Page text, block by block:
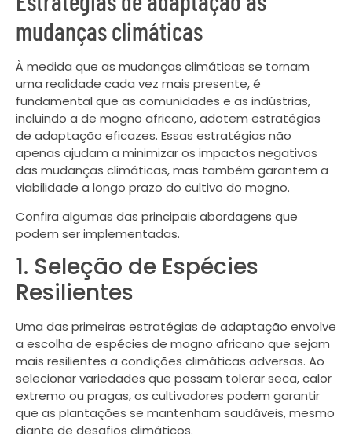
mudanças climáticas
À medida que as mudanças climáticas se tornam
uma realidade cada vez mais presente, é
fundamental que as comunidades e as indústrias,
incluindo a de mogno africano, adotem estratégias
de adaptação eficazes. Essas estratégias não
apenas ajudam a minimizar os impactos negativos
das mudanças climáticas, mas também garantem a
viabilidade a longo prazo do cultivo do mogno.
Confira algumas das principais abordagens que
podem ser implementadas.
1. Seleção de Espécies
Resilientes
Uma das primeiras estratégias de adaptação envolve
a escolha de espécies de mogno africano que sejam
mais resilientes a condições climáticas adversas. Ao
selecionar variedades que possam tolerar seca, calor
extremo ou pragas, os cultivadores podem garantir
que as plantações se mantenham saudáveis, mesmo
diante de desafios climáticos.